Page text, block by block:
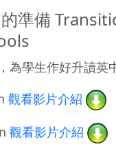
準備
為學生作好升讀英
觀看影片介紹
觀看影片介紹